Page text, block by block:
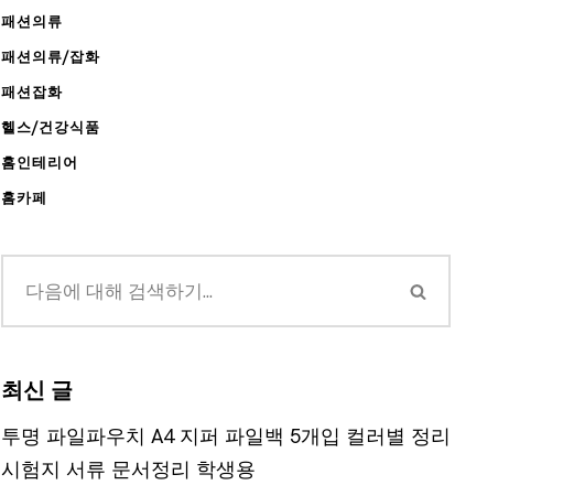
패션의류
패션의류/잡화
패션잡화
헬스/건강식품
홈인테리어
홈카페
최신 글
투명 파일파우치 A4 지퍼 파일백 5개입 컬러별 정리
시험지 서류 문서정리 학생용